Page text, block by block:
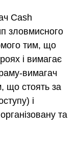
Cash
зловмисного
тим, що
і вимагає
вимагач
що стоять за
і
та